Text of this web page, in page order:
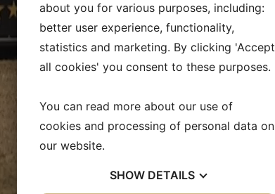
about you for various purposes, including:
better user experience, functionality,
statistics and marketing. By clicking 'Accept
all cookies' you consent to these purposes.
You can read more about our use of
cookies and processing of personal data on
our website.
SHOW DETAILS